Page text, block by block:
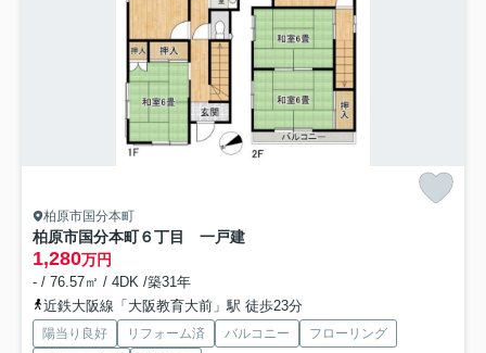
柏原市国分本町
柏原市国分本町６丁目 一戸建
1,280万円
- / 76.57㎡ / 4DK /築31年
近鉄大阪線「大阪教育大前」駅 徒歩23分
陽当り良好 リフォーム済 バルコニー
フローリング